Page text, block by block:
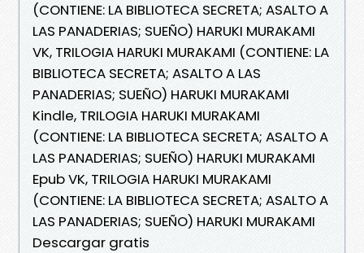
(CONTIENE: LA BIBLIOTECA SECRETA; ASALTO A
LAS PANADERIAS; SUEÑO) HARUKI MURAKAMI
VK, TRILOGIA HARUKI MURAKAMI (CONTIENE: LA
BIBLIOTECA SECRETA; ASALTO A LAS
PANADERIAS; SUEÑO) HARUKI MURAKAMI
Kindle, TRILOGIA HARUKI MURAKAMI
(CONTIENE: LA BIBLIOTECA SECRETA; ASALTO A
LAS PANADERIAS; SUEÑO) HARUKI MURAKAMI
Epub VK, TRILOGIA HARUKI MURAKAMI
(CONTIENE: LA BIBLIOTECA SECRETA; ASALTO A
LAS PANADERIAS; SUEÑO) HARUKI MURAKAMI
Descargar gratis